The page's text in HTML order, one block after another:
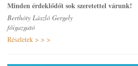
Minden érdeklődőt sok szeretettel várunk!
Berthóty László Gergely
főigazgató
Részletek > > >